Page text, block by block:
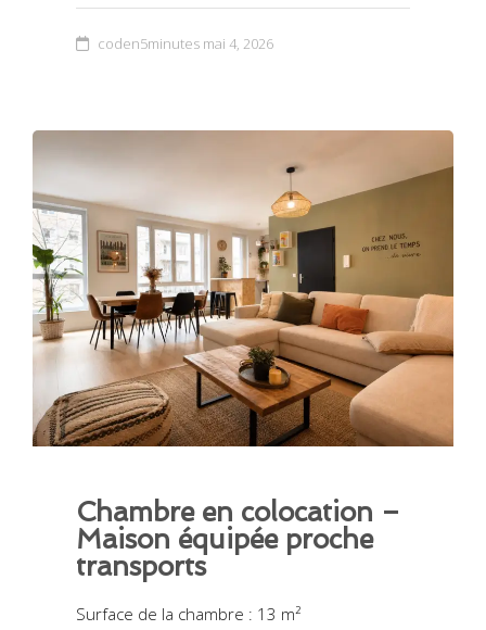
coden5minutes mai 4, 2026
Chambre en colocation –
Maison équipée proche
transports
Surface de la chambre : 13 m²